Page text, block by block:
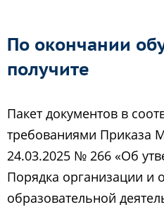
По окончании
получите
Пакет документов в
требованиями Приказа
24.03.2025 № 266 «Об
Порядка организации и
образовательной